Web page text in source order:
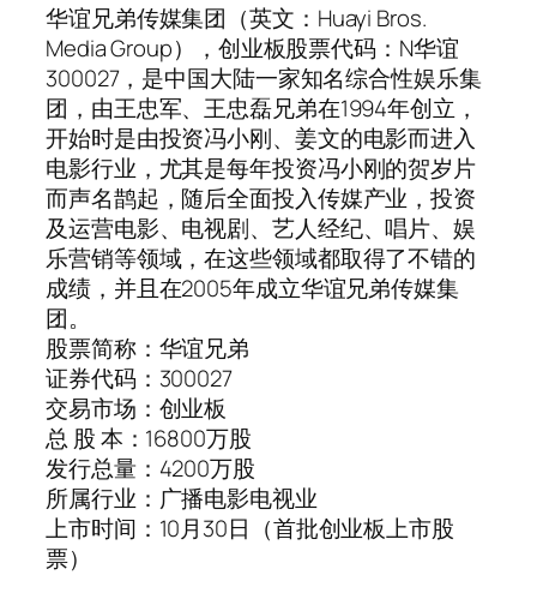
华谊兄弟传媒集团（英文：Huayi Bros.
Media Group），创业板股票代码：N华谊
300027，是中国大陆一家知名综合性娱乐集
团，由王忠军、王忠磊兄弟在1994年创立，
开始时是由投资冯小刚、姜文的电影而进入
电影行业，尤其是每年投资冯小刚的贺岁片
而声名鹊起，随后全面投入传媒产业，投资
及运营电影、电视剧、艺人经纪、唱片、娱
乐营销等领域，在这些领域都取得了不错的
成绩，并且在2005年成立华谊兄弟传媒集
团。
股票简称：华谊兄弟
证券代码：300027
交易市场：创业板
总 股 本：16800万股
发行总量：4200万股
所属行业：广播电影电视业
上市时间：10月30日（首批创业板上市股
票）